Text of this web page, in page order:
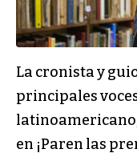
La cronista y
principales
en ¡Paren las